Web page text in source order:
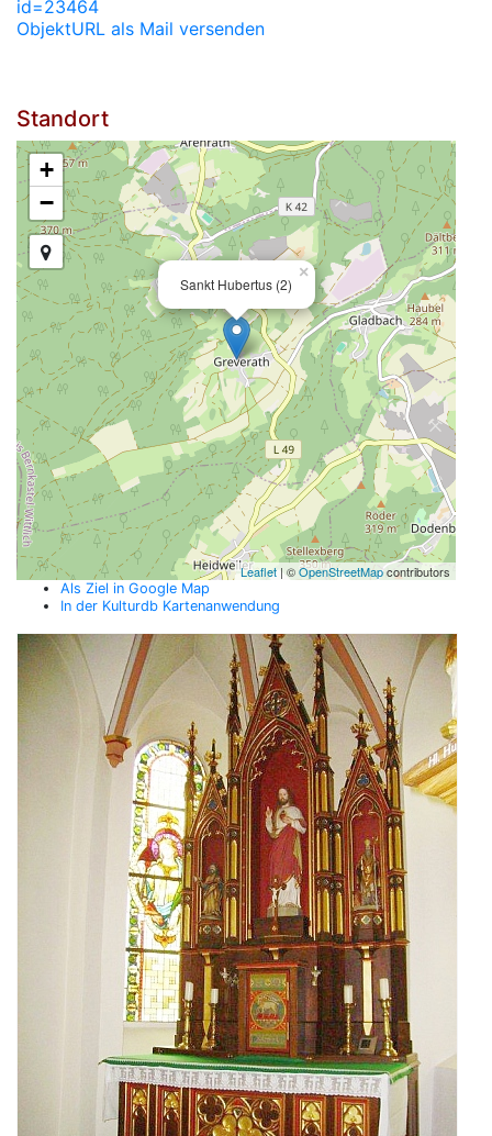
id=23464
ObjektURL als Mail versenden
Standort
Sankt Hubertus (2)
×
+
−
Leaflet | ©OpenStreetMapcontributors
Als Ziel in Google Map
In der Kulturdb Kartenanwendung